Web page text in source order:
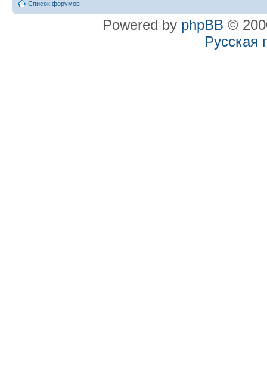
Список форумов
Powered by phpBB ©
Русская